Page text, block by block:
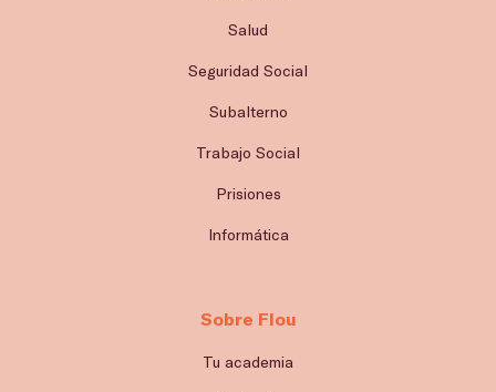
Salud
Seguridad Social
Subalterno
Trabajo Social
Prisiones
Informática
Sobre Flou
Tu academia